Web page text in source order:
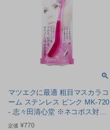
マツエクに最適 粗目マスカラコ
ーム ステンレス ピンク MK-720
- 志々田清心堂 ※ネコポス対応
商品
定価 ¥770